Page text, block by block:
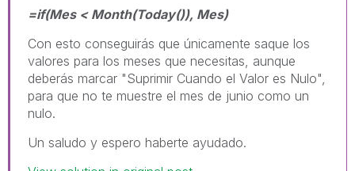
=if(Mes < Month(Today()), Mes)
Con esto conseguirás que únicamente saque los
valores para los meses que necesitas, aunque
deberás marcar "Suprimir Cuando el Valor es Nulo",
para que no te muestre el mes de junio como un
nulo.
Un saludo y espero haberte ayudado.